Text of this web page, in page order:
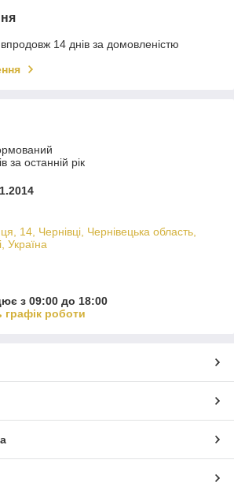
14 днів за домовленістю
за останній рік
14, Чернівці, Чернівецька область,
Україна
з 09:00 до 18:00
графік роботи